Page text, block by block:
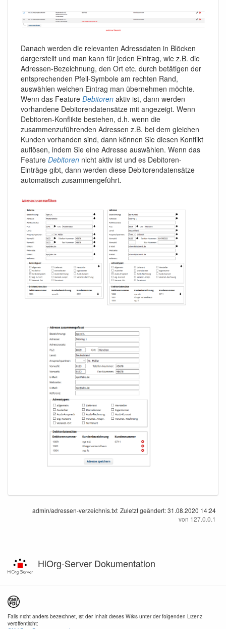
Danach werden die relevanten Adressdaten in Blöcken
dargerstellt und man kann für jeden Eintrag, wie z.B. die
Adressen-Bezeichnung, den Ort etc. durch betätigen der
entsprechenden Pfeil-Symbole am rechten Rand,
auswählen welchen Eintrag man übernehmen möchte.
Wenn das Feature Debitoren aktiv ist, dann werden
vorhandene Debitorendatensätze mit angezeigt. Wenn
Debitoren-Konflikte bestehen, d.h. wenn die
zusammenzuführenden Adressen z.B. bei dem gleichen
Kunden vorhanden sind, dann können Sie diesen Konflikt
auflösen, indem Sie eine Adresse auswählen. Wenn das
Feature Debitoren nicht aktiv ist und es Debitoren-
Einträge gibt, dann werden diese Debitorendatensätze
automatisch zusammengeführt.
admin/adressen-verzeichnis.txt Zuletzt geändert:31.08.2020 14:24
von 127.0.0.1
HiOrg-Server Dokumentation
Falls nicht anders bezeichnet, ist der Inhalt dieses Wikis unter der folgenden Lizenz
veröffentlicht: